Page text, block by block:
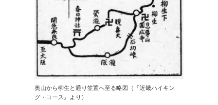
奥山から柳生と通り笠置へ至る略図（『近畿ハイキン
グ・コース』より）